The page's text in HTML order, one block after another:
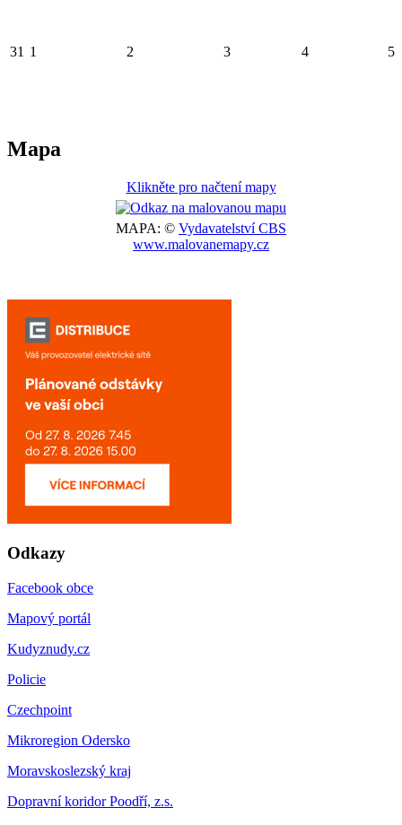
31 1 2 3 4 5
Mapa
Klikněte pro načtení mapy
MAPA: © Vydavatelství CBS
www.malovanemapy.cz
Odkazy
Facebook obce
Mapový portál
Kudyznudy.cz
Policie
Czechpoint
Mikroregion Odersko
Moravskoslezský kraj
Dopravní koridor Poodří, z.s.